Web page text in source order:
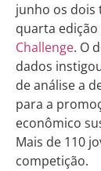
junho os dois
quarta edição
Challenge. O
dados
de análise a
para a
econômico
Mais de 110
competição.